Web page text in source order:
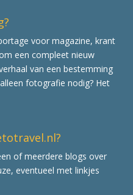
voor magazine, krant
een compleet nieuw
van een bestemming
fotografie nodig? Het
of meerdere blogs over
eventueel met linkjes